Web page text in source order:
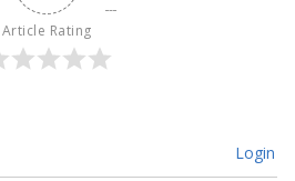
Article Rating
Login